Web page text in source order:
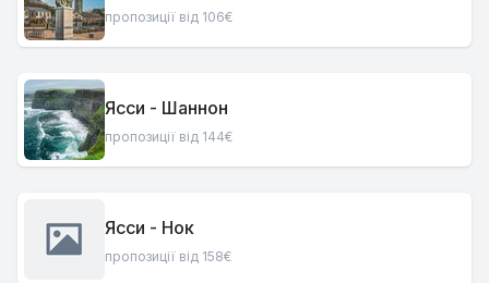
пропозиції від 106€
Ясси - Шаннон
пропозиції від 144€
Ясси - Нок
пропозиції від 158€